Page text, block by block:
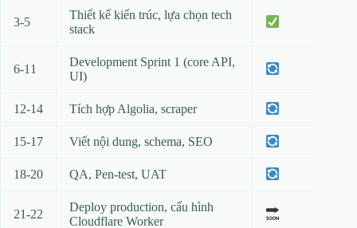
3‑5
Thiết kế kiến trúc, lựa chọn tech
stack
6‑11
Development Sprint 1 (core API,
UI)
12‑14 Tích hợp Algolia, scraper
15‑17 Viết nội dung, schema, SEO
18‑20 QA, Pen‑test, UAT
21‑22
Deploy production, cấu hình
Cloudflare Worker